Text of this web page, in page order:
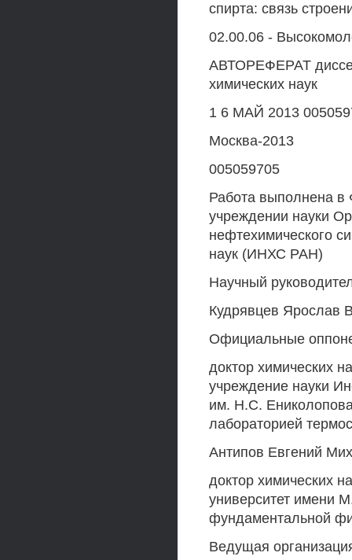
спирта: связь
02.00.06 -
АВТОРЕФЕРАТ
химических наук
1 6 МАЙ 2013
Москва-2013
005059705
Работа выполнена в
учреждении науки
нефтехимического
наук (ИНХС РАН)
Научный
Кудрявцев Ярослав
Официальные
доктор химических
учреждение науки
им. Н.С.
лабораторией
Антипов Евгений
доктор химических
университет имени
фундаментальной
Ведущая